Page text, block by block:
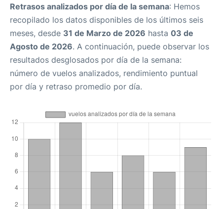
Retrasos analizados por día de la semana: Hemos
recopilado los datos disponibles de los últimos seis
meses, desde 31 de Marzo de 2026 hasta 03 de
Agosto de 2026. A continuación, puede observar los
resultados desglosados por día de la semana:
número de vuelos analizados, rendimiento puntual
por día y retraso promedio por día.